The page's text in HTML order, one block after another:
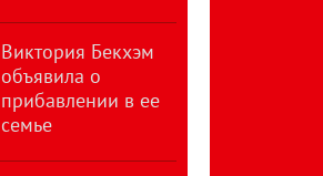
Виктория Бекхэм
объявила о
прибавлении в ее
семье